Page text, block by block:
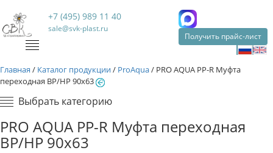
+7 (495) 989 11 40
sale@svk-plast.ru
Получить прайс-лист
Главная / Каталог продукции/ ProAqua/ PRO AQUA PP-R Муфта
переходная ВР/НР 90х63
Выбрать категорию
PRO AQUA PP-R Муфта переходная
ВР/НР 90х63